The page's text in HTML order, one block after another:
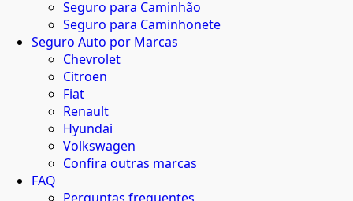
Seguro para Caminhão
Seguro para Caminhonete
Seguro Auto por Marcas
Chevrolet
Citroen
Fiat
Renault
Hyundai
Volkswagen
Confira outras marcas
FAQ